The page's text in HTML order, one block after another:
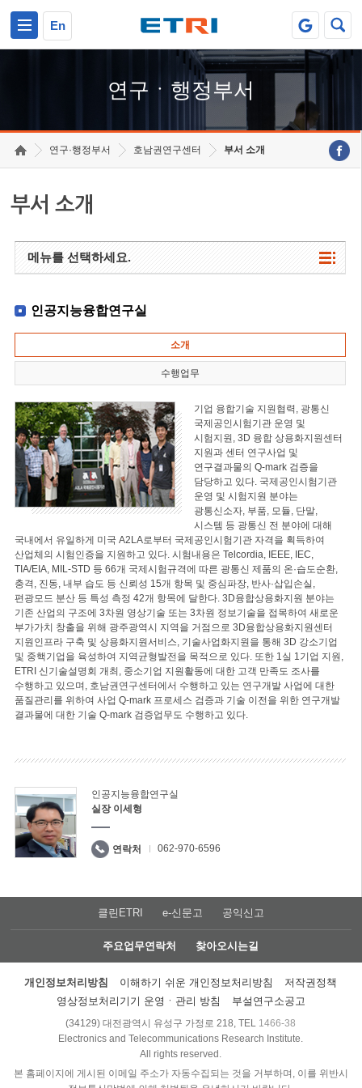
En
연구ㆍ행정부서
연구·행정부서 호남권연구센터 부서 소개
부서 소개
메뉴를 선택하세요.
인공지능융합연구실
소개
수행업무
기업 융합기술 지원협력, 광통신
국제공인시험기관 운영 및
시험지원, 3D 융합 상용화지원센터
지원과 센터 연구사업 및
연구결과물의 Q-mark 검증을
담당하고 있다. 국제공인시험기관
운영 및 시험지원 분야는
광통신소자, 부품, 모듈, 단말,
시스템 등 광통신 전 분야에 대해
국내에서 유일하게 미국 A2LA로부터 국제공인시험기관 자격을 획득하여
산업체의 시험인증을 지원하고 있다. 시험내용은 Telcordia, IEEE, IEC,
TIA/EIA, MIL-STD 등 66개 국제시험규격에 따른 광통신 제품의 온·습도순환,
충격, 진동, 내부 습도 등 신뢰성 15개 항목 및 중심파장, 반사·삽입손실,
편광모드 분산 등 특성 측정 42개 항목에 달한다. 3D융합상용화지원 분야는
기존 산업의 구조에 3차원 영상기술 또는 3차원 정보기술을 접목하여 새로운
부가가치 창출을 위해 광주광역시 지역을 거점으로 3D융합상용화지원센터
지원인프라 구축 및 상용화지원서비스, 기술사업화지원을 통해 3D 강소기업
및 중핵기업을 육성하여 지역균형발전을 목적으로 있다. 또한 1실 1기업 지원,
ETRI 신기술설명회 개최, 중소기업 지원활동에 대한 고객 만족도 조사를
수행하고 있으며, 호남권연구센터에서 수행하고 있는 연구개발 사업에 대한
품질관리를 위하여 사업 Q-mark 프로세스 검증과 기술 이전을 위한 연구개발
결과물에 대한 기술 Q-mark 검증업무도 수행하고 있다.
인공지능융합연구실
실장 이세형
연락처 062-970-6596
클린ETRI e-신문고 공익신고
주요업무연락처 찾아오시는길
개인정보처리방침 이해하기 쉬운 개인정보처리방침
저작권정책
영상정보처리기기 운영ㆍ관리 방침
부설연구소공고
(34129) 대전광역시 유성구 가정로 218, TEL 1466-38
Electronics and Telecommunications Research Institute.
All rights reserved.
본 홈페이지에 게시된 이메일 주소가 자동수집되는 것을 거부하며, 이를 위반시